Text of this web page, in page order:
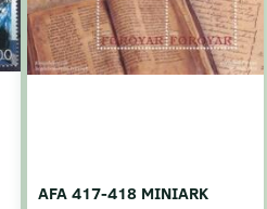
AFA 417-418 MINIARK